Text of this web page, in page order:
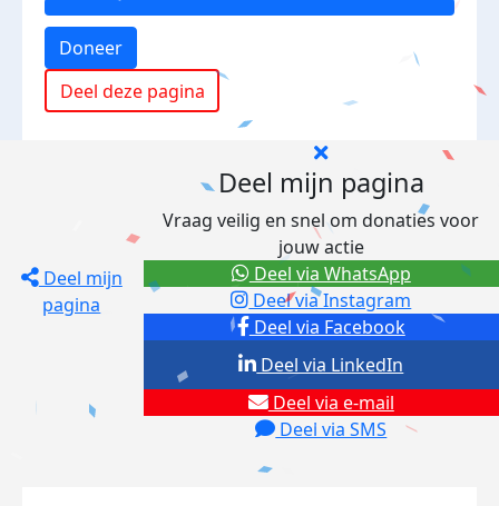
Doneer
Deel deze pagina
Deel mijn
pagina
Deel mijn pagina
Vraag veilig en snel om donaties voor
jouw actie
Deel via Facebook
Deel via Instagram
Deel via e-mail
Deel via SMS
Deel via LinkedIn
Deel via WhatsApp